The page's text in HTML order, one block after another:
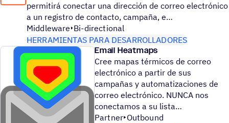
permitirá conectar una dirección de correo electrónico
a un registro de contacto, campaña, e
Middleware Bi-directional
HERRAMIENTAS PARA DESARROLLADORES
Email Heatmaps
Cree mapas térmicos de correo
electrónico a partir de sus
campañas y automatizaciones de
correo electrónico. NUNCA nos
conectamos a su lista
Partner Outbound